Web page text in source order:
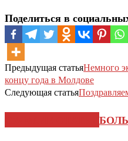
Поделиться в
Предыдущая статьяНемного
концу года в Молдове
Следующая статья